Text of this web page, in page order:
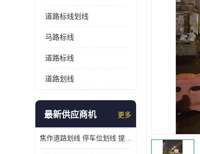
道路标线划线
马路标线
道路标线
道路划线
最新供应商机 更多
焦作道路划线 停车位划线 提供交通分流